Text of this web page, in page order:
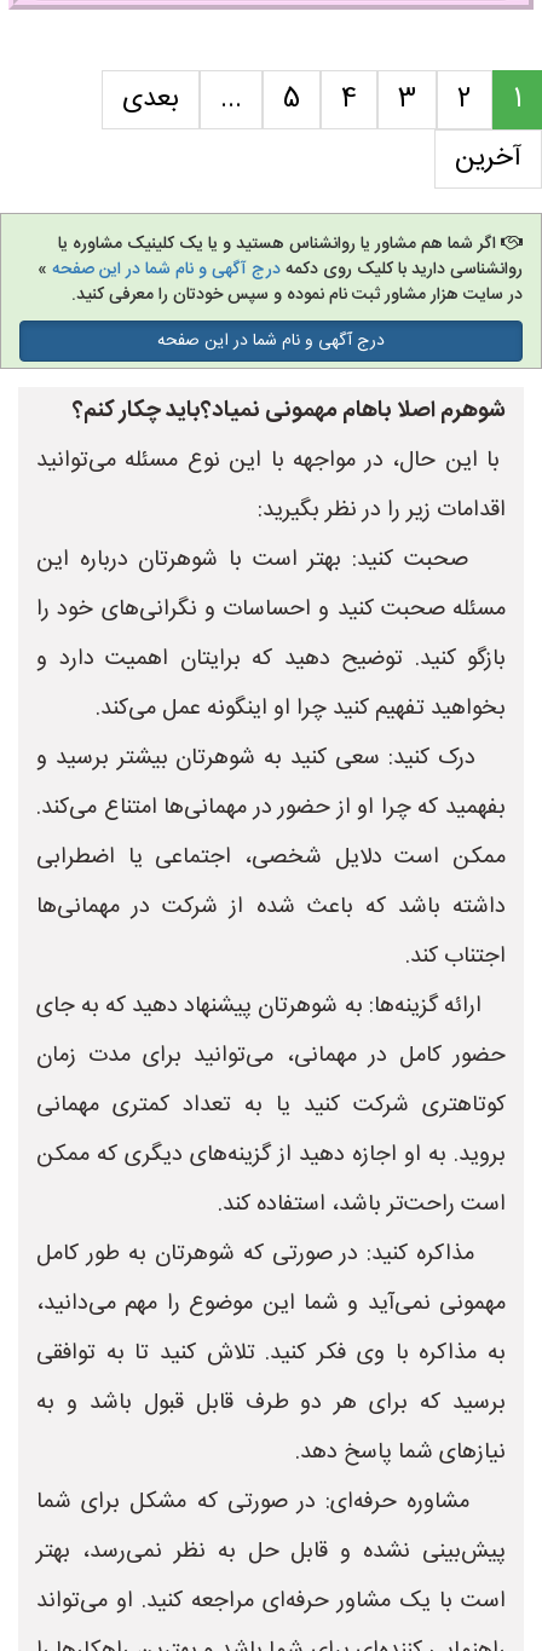
1
2
3
4
5
...
بعدی
آخرین
اگر شما هم مشاور یا روانشناس هستید و یا یک کلینیک مشاوره یا
روانشناسی دارید با کلیک روی دکمهدرج آگهی و نام شما در این صفحه »
در سایت هزار مشاور ثبت نام نموده و سپس خودتان را معرفی کنید.
درج آگهی و نام شما در این صفحه
شوهرم اصلا باهام مهمونی نمیاد؟باید چکار کنم؟
با این حال، در مواجهه با این نوع مسئله می‌توانید
اقدامات زیر را در نظر بگیرید:
صحبت کنید: بهتر است با شوهرتان درباره این
مسئله صحبت کنید و احساسات و نگرانی‌های خود را
بازگو کنید. توضیح دهید که برایتان اهمیت دارد و
بخواهید تفهیم کنید چرا او اینگونه عمل می‌کند.
درک کنید: سعی کنید به شوهرتان بیشتر برسید و
بفهمید که چرا او از حضور در مهمانی‌ها امتناع می‌کند.
ممکن است دلایل شخصی، اجتماعی یا اضطرابی
داشته باشد که باعث شده از شرکت در مهمانی‌ها
اجتناب کند.
ارائه گزینه‌ها: به شوهرتان پیشنهاد دهید که به جای
حضور کامل در مهمانی، می‌توانید برای مدت زمان
کوتاهتری شرکت کنید یا به تعداد کمتری مهمانی
بروید. به او اجازه دهید از گزینه‌های دیگری که ممکن
است راحت‌تر باشد، استفاده کند.
مذاکره کنید: در صورتی که شوهرتان به طور کامل
مهمونی نمی‌آید و شما این موضوع را مهم می‌دانید،
به مذاکره با وی فکر کنید. تلاش کنید تا به توافقی
برسید که برای هر دو طرف قابل قبول باشد و به
نیازهای شما پاسخ دهد.
مشاوره حرفه‌ای: در صورتی که مشکل برای شما
پیش‌بینی نشده و قابل حل به نظر نمی‌رسد، بهتر
است با یک مشاور حرفه‌ای مراجعه کنید. او می‌تواند